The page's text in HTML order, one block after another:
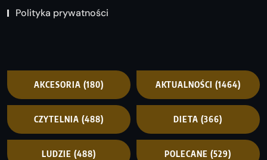
Polityka prywatności
AKCESORIA (180) AKTUALNOŚCI (1464)
CZYTELNIA (488) DIETA (366)
LUDZIE (488) POLECANE (529)